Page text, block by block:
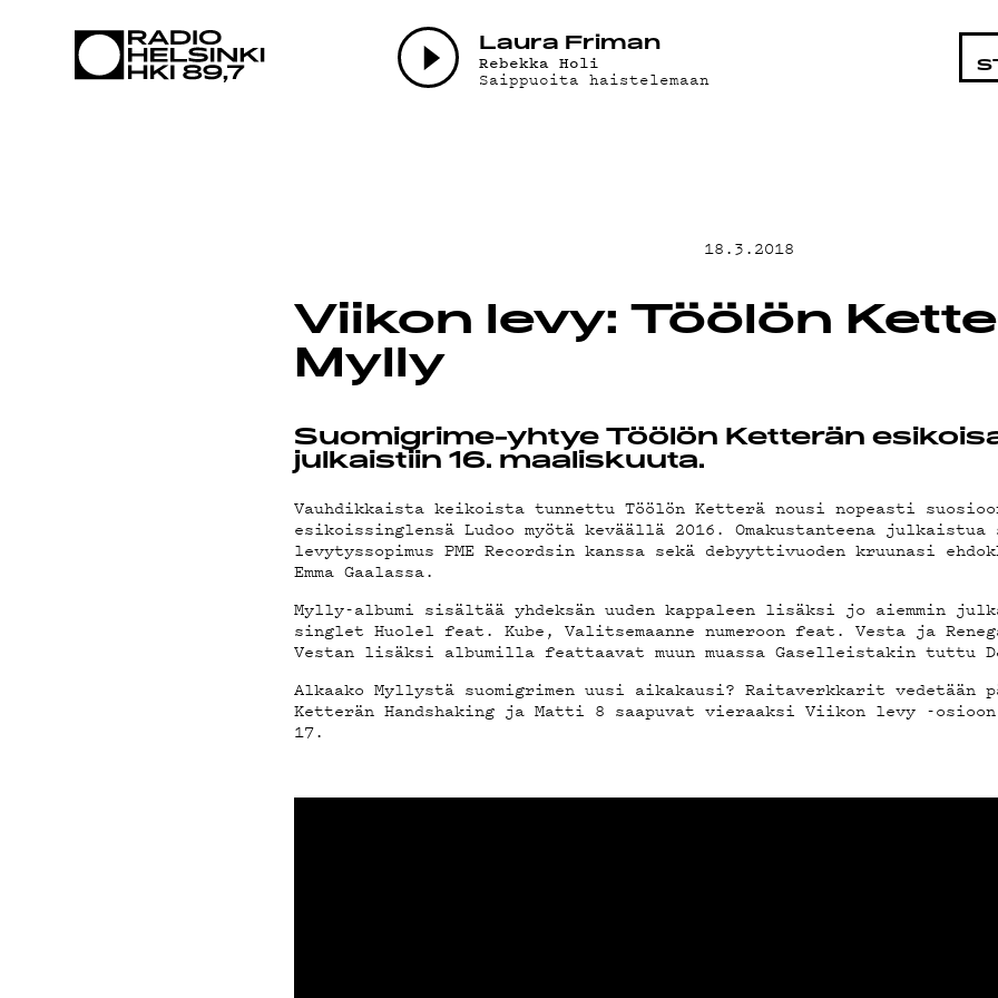
Laura Friman
Rebekka Holi
Saippuoita haistelemaan
OHJELMAT
TEKIJÄT
ON-DEMAND
PODCAST
18.3.2018
Viikon levy: Töölön
Mylly
Suomigrime-yhtye Töölön Ketterän
julkaistiin 16. maaliskuuta.
Vauhdikkaista keikoista tunnettu Töölön Ketterä nousi nopeasti
esikoissinglensä Ludoo myötä keväällä 2016. Omakustanteena
levytyssopimus PME Recordsin kanssa sekä debyyttivuoden kruunasi
Emma Gaalassa.
Mylly-albumi sisältää yhdeksän uuden kappaleen lisäksi jo aiemmin
singlet Huolel feat. Kube, Valitsemaanne numeroon feat. Vesta ja
Vestan lisäksi albumilla feattaavat muun muassa Gaselleistakin tuttu
Alkaako Myllystä suomigrimen uusi aikakausi? Raitaverkkarit vedetään
Ketterän Handshaking ja Matti 8 saapuvat vieraaksi Viikon levy -
17.